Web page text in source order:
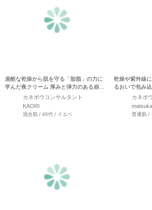
過酷な乾燥から肌を守る「胎脂」の力に
学んだ夜クリーム 厚みと弾力のある崩れ
にくい塗膜「オーバーナ…
カネボウコンサルタント
KAORI
混合肌 / 40代 / イエベ
乾燥や紫外線
るおいで包み
きとしたツヤ
カネボ
普通肌 /